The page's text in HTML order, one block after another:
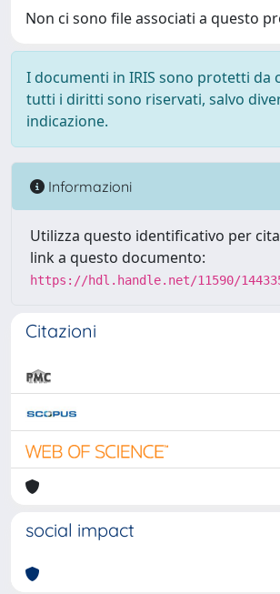
Non ci sono file associati a questo
I documenti in IRIS sono protetti da
tutti i diritti sono riservati, salvo
indicazione.
Informazioni
Utilizza questo identificativo per
link a questo documento:
https://hdl.handle.net/11590/
Citazioni
social impact